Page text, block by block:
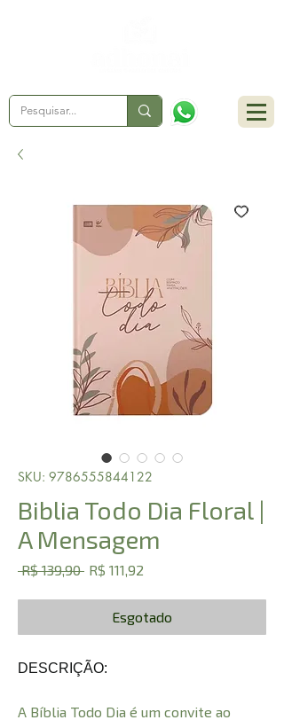
SKU: 9786555844122
Biblia Todo Dia Floral |
A Mensagem
R$ 139,90 Preço
R$ 111,92
Esgotado
DESCRIÇÃO:
A Bíblia Todo Dia é um convite ao